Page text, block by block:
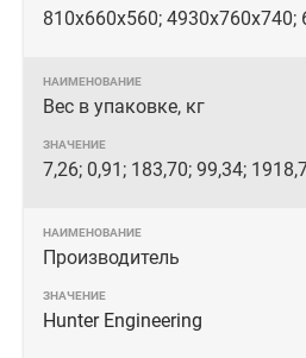
810x660x560; 4930x760x740;
Вес в упаковке, кг
7,26; 0,91; 183,70; 99,34;
Производитель
Hunter Engineering